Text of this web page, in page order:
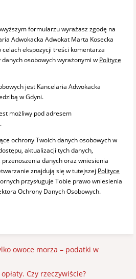
formularzu wyrażasz zgodę na
Adwokacka Adwokat Marta Kosecka
celach ekspozycji treści komentarza
osobowych wyrażonymi w Polityce
jest Kancelaria Adwokacka
w Gdyni.
możliwy pod adresem
ochrony Twoich danych osobowych w
aktualizacji tych danych,
danych oraz wniesienia
znajdują się w tutejszej Polityce
przysługuje Tobie prawo wniesienia
Ochrony Danych Osobowych.
owoce morza – podatki w
Czy rzeczywiście?